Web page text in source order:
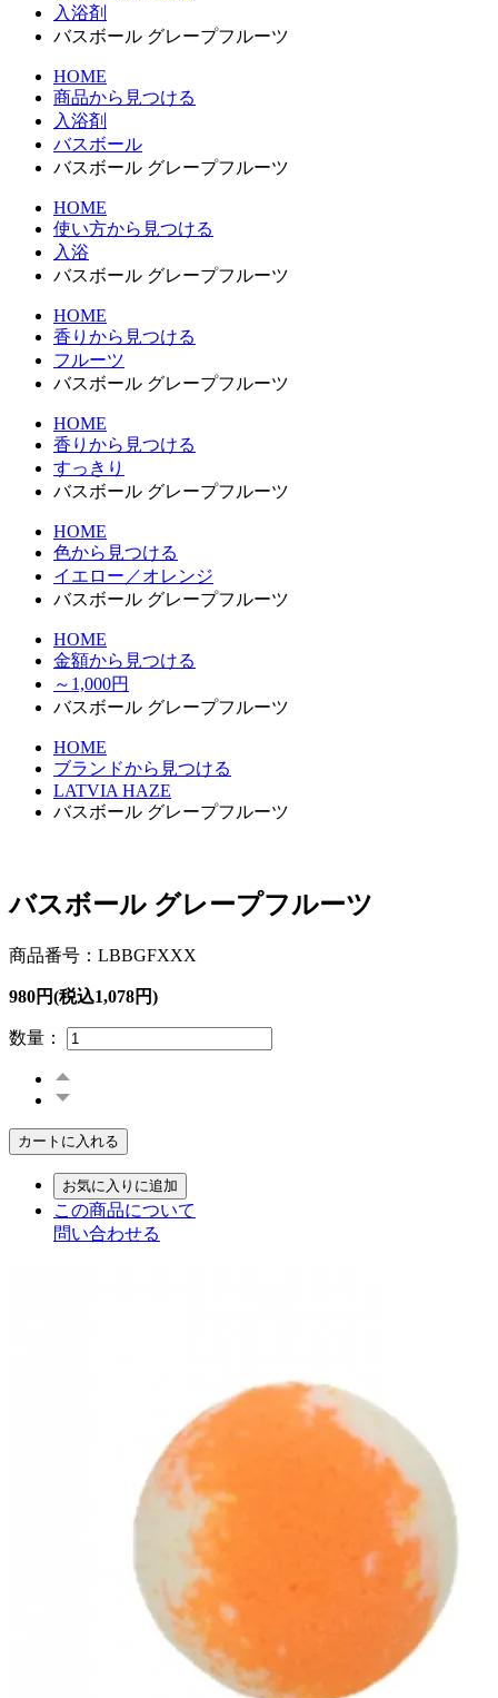
入浴剤
バスボール グレープフルーツ
HOME
商品から見つける
入浴剤
バスボール
バスボール グレープフルーツ
HOME
使い方から見つける
入浴
バスボール グレープフルーツ
HOME
香りから見つける
フルーツ
バスボール グレープフルーツ
HOME
香りから見つける
すっきり
バスボール グレープフルーツ
HOME
色から見つける
イエロー／オレンジ
バスボール グレープフルーツ
HOME
金額から見つける
～1,000円
バスボール グレープフルーツ
HOME
ブランドから見つける
LATVIA HAZE
バスボール グレープフルーツ
バスボール グレープフルーツ
商品番号：LBBGFXXX
980円(税込1,078円)
数量：
カートに入れる
お気に入りに追加
この商品について
問い合わせる